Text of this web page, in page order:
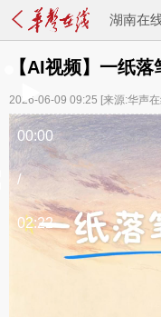
湖南在
【AI视频】一纸
2026-06-09 09:25 [来源:华声
00:00
/
02:22